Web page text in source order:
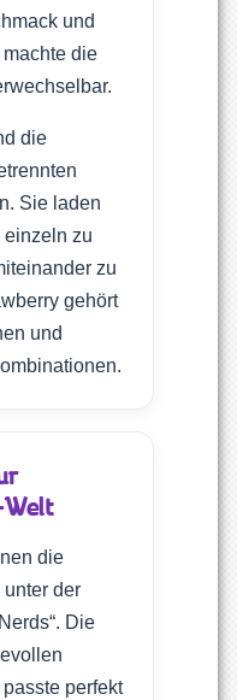
und
die
die
Sie laden
zu
zu
gehört
und
die
der
Die
perfekt